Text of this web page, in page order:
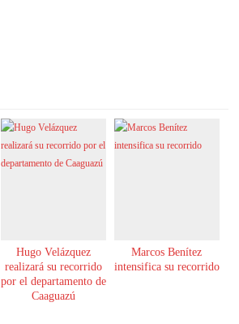
Hugo Velázquez
realizará su recorrido
por el departamento de
Caaguazú
Marcos Benítez
intensifica su recorrido